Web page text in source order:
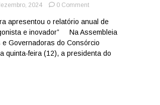
2024 0 Commenton
Nordeste
encerra
2024
com
apresentou o relatório anual de
e inovador” Na Assembleia
Governadoras do Consórcio
quinta-feira (12), a presidenta do